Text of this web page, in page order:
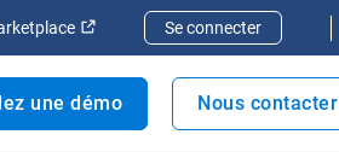
une nouvelle fenêtre
Ouvrir dans une nouvelle fenêtre
Se connecter
une démo Nous contacter